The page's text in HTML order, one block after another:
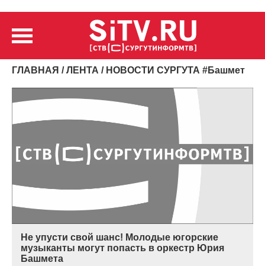
ГЛАВНАЯ /ЛЕНТА / НОВОСТИ СУРГУТА #Башмет
Не упусти свой шанс! Молодые югорские
музыканты могут попасть в оркестр Юрия
Башмета